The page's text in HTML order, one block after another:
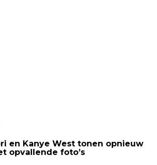
en Kanye West tonen opnieuw
opvallende foto’s